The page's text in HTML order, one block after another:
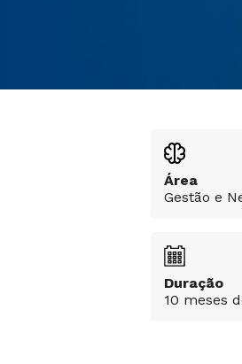
Área
Gestão e
Duração
10 meses